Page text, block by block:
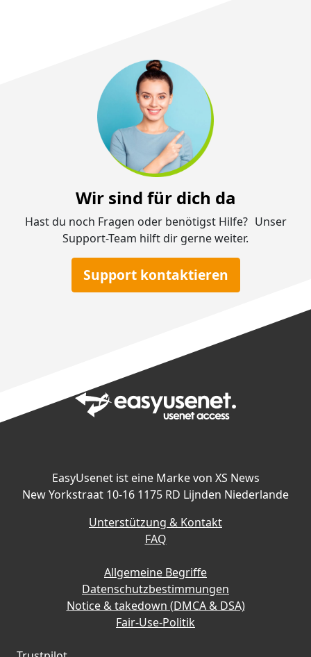
Wir sind für dich da
Hast du noch Fragen oder benötigst Hilfe? Unser
Support-Team hilft dir gerne weiter.
Support kontaktieren
EasyUsenet ist eine Marke von XS News
New Yorkstraat 10-16 1175 RD Lijnden Niederlande
Unterstützung & Kontakt
FAQ
Allgemeine Begriffe
Datenschutzbestimmungen
Notice & takedown (DMCA & DSA)
Fair-Use-Politik